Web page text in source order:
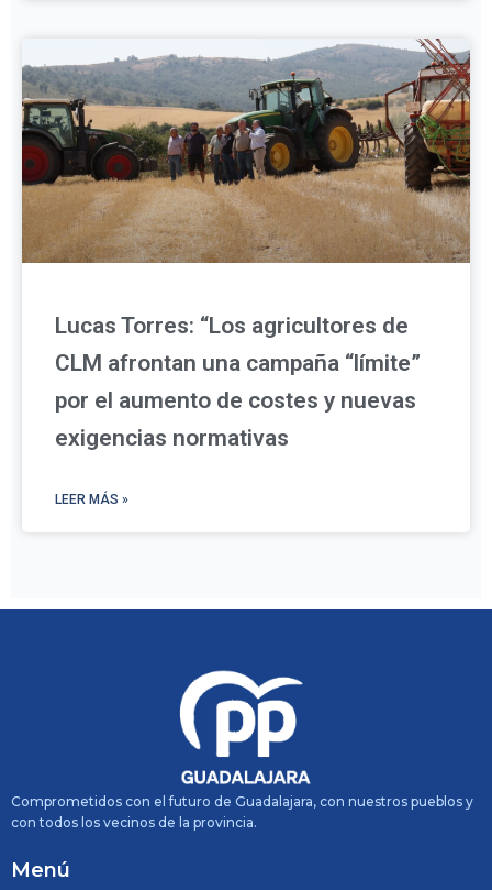
Lucas Torres: “Los agricultores de
CLM afrontan una campaña “límite”
por el aumento de costes y nuevas
exigencias normativas
LEER MÁS »
Comprometidos con el futuro de Guadalajara, con nuestros pueblos y
con todos los vecinos de la provincia.
Menú